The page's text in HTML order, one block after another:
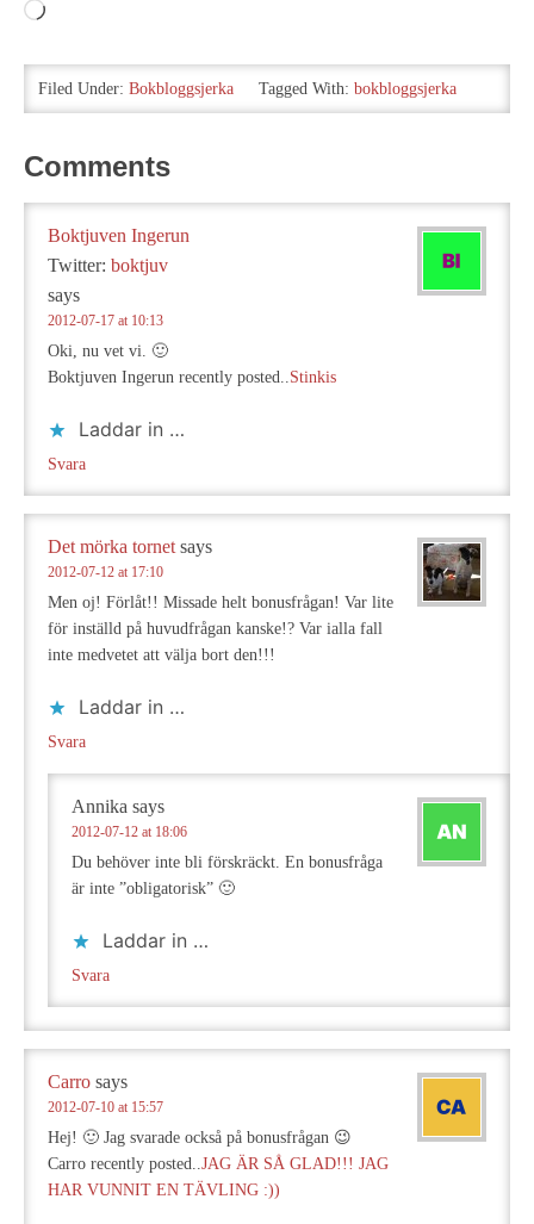
Laddar
…
Filed Under: Bokbloggsjerka Tagged With: bokbloggsjerka
Comments
Boktjuven Ingerun
Twitter: boktjuv
says
2012-07-17 at 10:13
Oki, nu vet vi. 🙂
Boktjuven Ingerun recently posted..Stinkis
Laddar in …
Svara
Det mörka tornet says
2012-07-12 at 17:10
Men oj! Förlåt!! Missade helt bonusfrågan! Var lite
för inställd på huvudfrågan kanske!? Var ialla fall
inte medvetet att välja bort den!!!
Laddar in …
Svara
Annika says
2012-07-12 at 18:06
Du behöver inte bli förskräckt. En bonusfråga
är inte ”obligatorisk” 🙂
Laddar in …
Svara
Carro says
2012-07-10 at 15:57
Hej! 🙂 Jag svarade också på bonusfrågan 😉
Carro recently posted..JAG ÄR SÅ GLAD!!! JAG
HAR VUNNIT EN TÄVLING :))